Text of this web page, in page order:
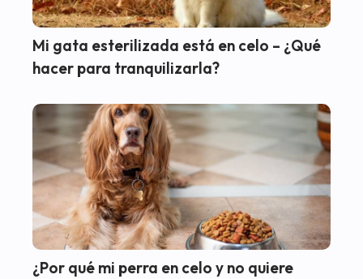
Mi gata esterilizada está en celo – ¿Qué
hacer para tranquilizarla?
¿Por qué mi perra en celo y no quiere